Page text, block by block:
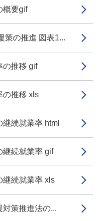
要gif
の推進 図表1...
推移 gif
推移 xls
続就業率 html
続就業率 gif
続就業率 xls
策推進法の...